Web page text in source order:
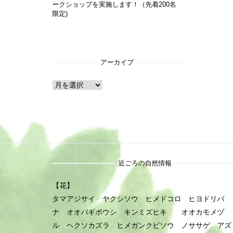
ークショップを実施します！（先着200名
限定)
アーカイブ
ア
近ごろの自然情報
【花】
タマアジサイ ヤクシソウ ヒメドコロ ヒヨドリバ
ナ オオバギボウシ キンミズヒキ オオカモメヅ
ル ヘクソカズラ ヒメガンクビソウ ノササゲ アズ